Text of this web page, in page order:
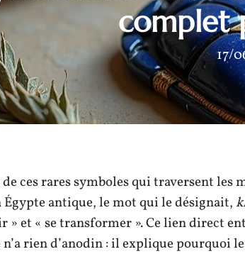
complet
17/
ces rares symboles qui traversent les
antique, le mot qui le désignait,
et « se transformer ». Ce lien direct
rien d’anodin : il explique pourquoi